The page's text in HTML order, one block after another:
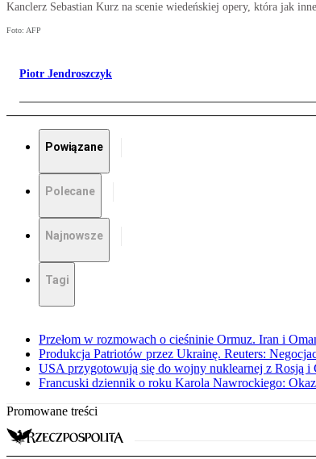
Kanclerz Sebastian Kurz na scenie wiedeńskiej opery, która jak
Foto: AFP
Piotr Jendroszczyk
Powiązane
Polecane
Najnowsze
Tagi
Przełom w rozmowach o cieśninie Ormuz. Iran i
Produkcja Patriotów przez Ukrainę. Reuters:
USA przygotowują się do wojny nuklearnej z Rosją i
Francuski dziennik o roku Karola Nawrockiego:
Promowane treści